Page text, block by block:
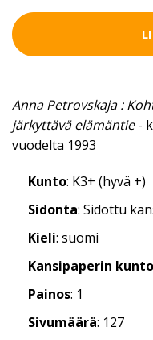
Anna Petrovskaja :
järkyttävä elämäntie-
vuodelta 1993
Kunto: K3+ (hyvä +)
Sidonta: Sidottu
Kieli: suomi
Kansipaperin kunto
Painos: 1
Sivumäärä: 127